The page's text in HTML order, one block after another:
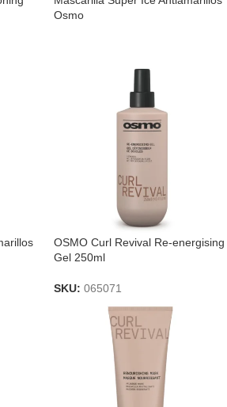
Osmo
OSMO Curl Revival Re-energising
Gel 250ml
SKU: 065071